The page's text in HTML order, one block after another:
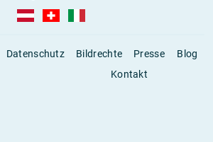
AUBI-plus Österreich (deutsch)
AUBI-plus Schweiz (deutsch)
AUBI-plus Italien (deutsch)
Datenschutz Bildrechte Presse
Blog
Kontakt